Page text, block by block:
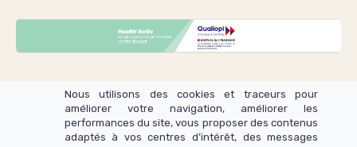
Nous utilisons des cookies et traceurs pour
améliorer votre navigation, améliorer les
performances du site, vous proposer des contenus
adaptés à vos centres d’intérêt, des messages